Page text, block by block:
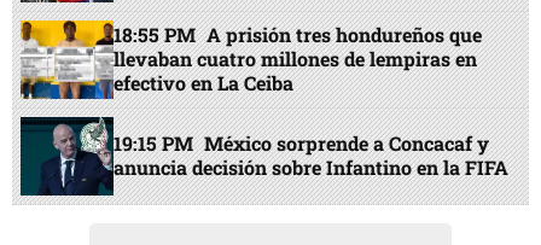
18:55 PM A prisión tres hondureños que
llevaban cuatro millones de lempiras en
efectivo en La Ceiba
19:15 PM México sorprende a Concacaf y
anuncia decisión sobre Infantino en la FIFA